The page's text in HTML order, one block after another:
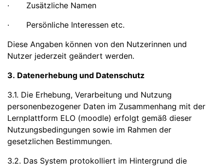
· Zusätzliche Namen
· Persönliche Interessen etc.
Diese Angaben können von den Nutzerinnen und
Nutzer jederzeit geändert werden.
3. Datenerhebung und Datenschutz
3.1. Die Erhebung, Verarbeitung und Nutzung
personenbezogener Daten im Zusammenhang mit der
Lernplattform ELO (moodle) erfolgt gemäß dieser
Nutzungsbedingungen sowie im Rahmen der
gesetzlichen Bestimmungen.
3.2. Das System protokolliert im Hintergrund die